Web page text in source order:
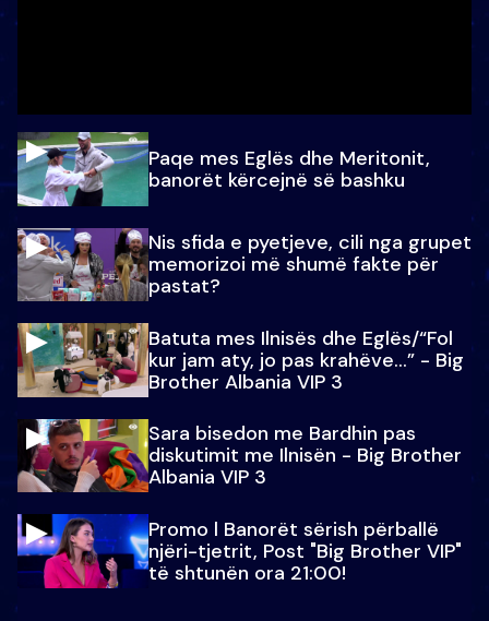
Paqe mes Eglës dhe Meritonit,
banorët kërcejnë së bashku
Nis sfida e pyetjeve, cili nga grupet
memorizoi më shumë fakte për
pastat?
Batuta mes Ilnisës dhe Eglës/“Fol
kur jam aty, jo pas krahëve…” - Big
Brother Albania VIP 3
Sara bisedon me Bardhin pas
diskutimit me Ilnisën - Big Brother
Albania VIP 3
Promo l Banorët sërish përballë
njëri-tjetrit, Post "Big Brother VIP"
të shtunën ora 21:00!